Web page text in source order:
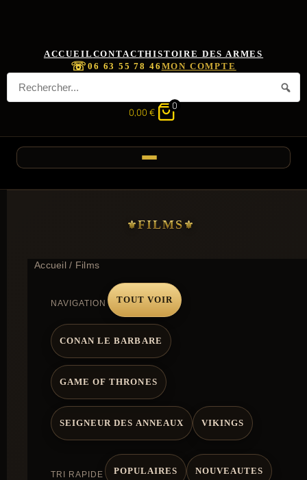
ACCUEIL CONTACTHISTOIRE DES ARMES
☏06 63 55 78 46 MON COMPTE
0,00 €
0
FILMS
Accueil/ Films
NAVIGATION TOUT VOIR
CONAN LE BARBARE
GAME OF THRONES
SEIGNEUR DES ANNEAUX VIKINGS
TRI RAPIDE POPULAIRES NOUVEAUTES